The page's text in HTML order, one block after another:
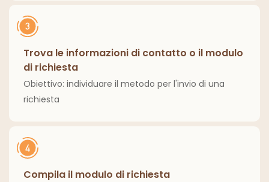
Trova le informazioni di contatto o il modulo
di richiesta
Obiettivo: individuare il metodo per l'invio di una
richiesta
Compila il modulo di richiesta